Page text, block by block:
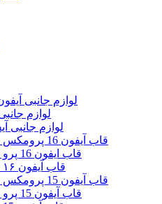
لوازم جانبی آیفون 17
لوازم جانبی
لوازم جانبی آیفون
قاب آیفون 16 پرومکس و لوازم جانبی
قاب ایفون 16 پرو و لوازم جانبی
قاب آیفون ۱۶ و لوازم جانبی
قاب آیفون 15 پرومکس و لوازم جانبی
قاب آیفون 15 پرو و لوازم جانبی